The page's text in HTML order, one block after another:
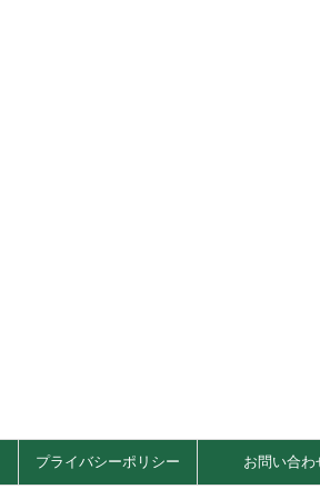
プライバシーポリシー お問い合わ